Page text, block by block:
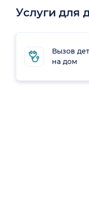
Услуги для
Вызов
на дом